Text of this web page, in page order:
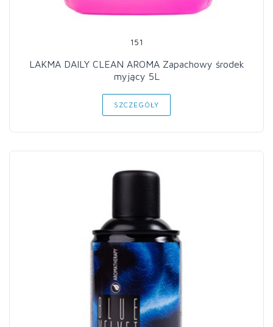
151
LAKMA DAILY CLEAN AROMA Zapachowy środek
myjący 5L
SZCZEGÓŁY